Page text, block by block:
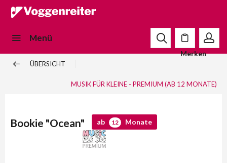
Menü
Merken
ÜBERSICHT
MUSIK FÜR KLEINE - PREMIUM (AB 12 MONATE)
Bookie "Ocean" ab 12 Monate